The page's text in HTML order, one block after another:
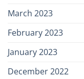
March 2023
February 2023
January 2023
December 2022